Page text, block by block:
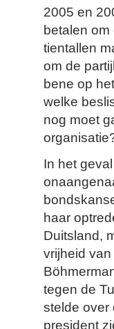
2005 en
betalen
tientallen
om de
bene op
welke
nog moet
In het
haar
Duitsland,
vrijheid
tegen de
stelde over
president